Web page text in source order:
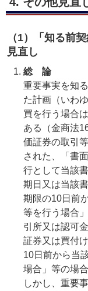
（1）「知る前
見直し
総論
重要事実を知
た計画（いわ
買を行う場合
ある（金商法
価証券の取引
された、「書
行として当該
期日又は当該
期限の10日前
等を行う場合
引所又は認可
証券又は買付
10日前から当
場合」等の場
しかし、重要